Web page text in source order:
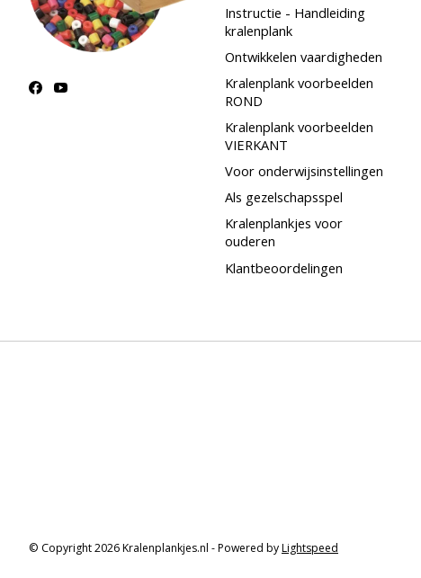
Instructie - Handleiding
kralenplank
Ontwikkelen vaardigheden
Kralenplank voorbeelden
ROND
Kralenplank voorbeelden
VIERKANT
Voor onderwijsinstellingen
Als gezelschapsspel
Kralenplankjes voor
ouderen
Klantbeoordelingen
© Copyright 2026 Kralenplankjes.nl - Powered byLightspeed